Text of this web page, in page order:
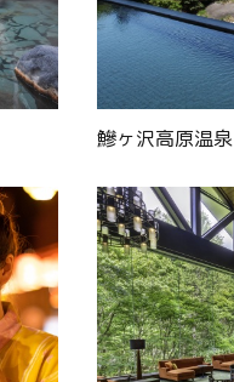
鰺ヶ沢高原温泉